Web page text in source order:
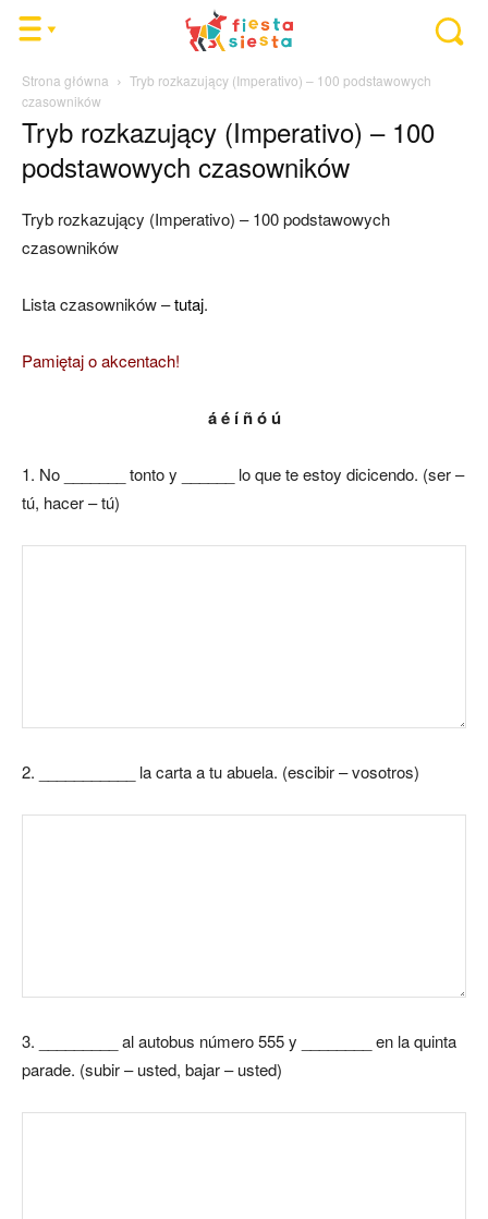
Strona główna
Tryb rozkazujący (Imperativo) – 100 podstawowych
czasowników
Tryb rozkazujący (Imperativo) – 100
podstawowych czasowników
Tryb rozkazujący (Imperativo) – 100 podstawowych
czasowników
Lista czasowników –tutaj.
Pamiętaj o akcentach!
á é í ñ ó ú
1. No _______ tonto y ______ lo que te estoy dicicendo. (ser –
tú, hacer – tú)
2. ___________ la carta a tu abuela. (escibir – vosotros)
3.
_________ al autobus número 555 y ­­________ en la quinta
parade. (subir – usted, bajar – usted)